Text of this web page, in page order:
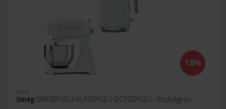
18%
Paket
Smeg SMF05PGEU-KLF03PGEU-DCF02PGEU - Pastellgrön